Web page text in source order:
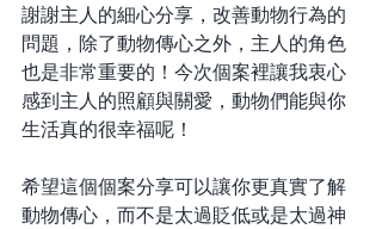
謝謝主人的細心分享，改善動物行為的
問題，除了動物傳心之外，主人的角色
也是非常重要的！今次個案裡讓我衷心
感到主人的照顧與關愛，動物們能與你
生活真的很幸福呢！
希望這個個案分享可以讓你更真實了解
動物傳心，而不是太過貶低或是太過神